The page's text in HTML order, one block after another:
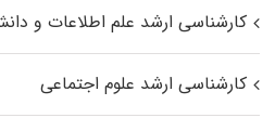
کارشناسی ارشد علم اطلاعات و
کارشناسی ارشد علوم اجتماعی